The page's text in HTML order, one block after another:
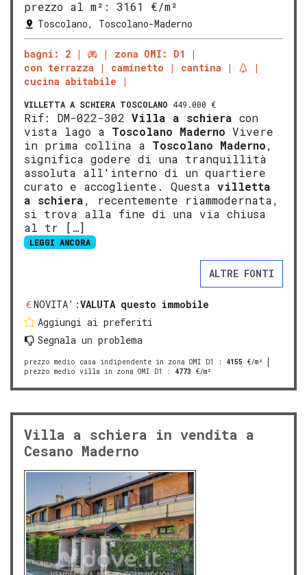
prezzo al m²:
3161 €/m²
Toscolano, Toscolano-Maderno
bagni: 2
zona OMI: D1
con terrazza
caminetto
cantina
cucina abitabile
VILLETTA A SCHIERA TOSCOLANO 449.000 €
Rif: DM-022-302 Villa a schiera con
vista lago a Toscolano Maderno Vivere
in prima collina a Toscolano Maderno,
significa godere di una tranquillità
assoluta all'interno di un quartiere
curato e accogliente. Questa villetta
a schiera, recentemente riammodernata,
si trova alla fine di una via chiusa
al tr […]
LEGGI ANCORA
ALTRE FONTI
NOVITA':VALUTA questo immobile
Aggiungi ai preferiti
Segnala un problema
prezzo medio casa indipendente in zona OMI D1 : 4155 €/m²
prezzo medio villa in zona OMI D1
: 4773 €/m²
Villa a schiera in vendita a
Cesano Maderno